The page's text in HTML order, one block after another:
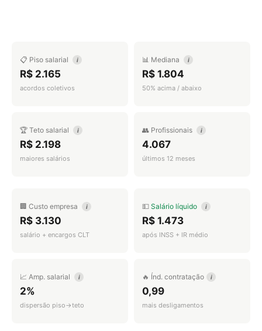
📋 Piso salarial i
R$ 2.165
acordos coletivos
📊 Mediana i
R$ 1.804
50% acima / abaixo
🏆 Teto salarial i
R$ 2.198
maiores salários
👥 Profissionais i
4.067
últimos 12 meses
🏢 Custo empresa i
R$ 3.130
salário + encargos CLT
💵 Salário líquido i
R$ 1.473
após INSS + IR médio
📈 Amp. salarial i
2%
dispersão piso→teto
🔥 Índ. contratação i
0,99
mais desligamentos